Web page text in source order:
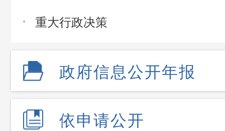
重大行政决策
政府信息公开年报
依申请公开